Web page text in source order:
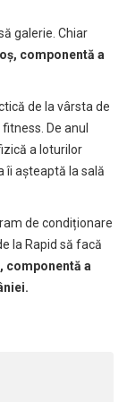
galerie. Chiar
componentă a
de la vârsta de
De anul
a loturilor
îi așteaptă la sală
de condiționare
la Rapid să facă
componentă a